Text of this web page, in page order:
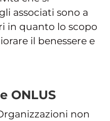
associati sono a
in quanto lo scopo
il benessere e
ONLUS
non